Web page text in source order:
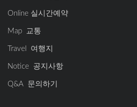
Online 실시간예약
Map 교통
Travel 여행지
Notice 공지사항
Q&A 문의하기